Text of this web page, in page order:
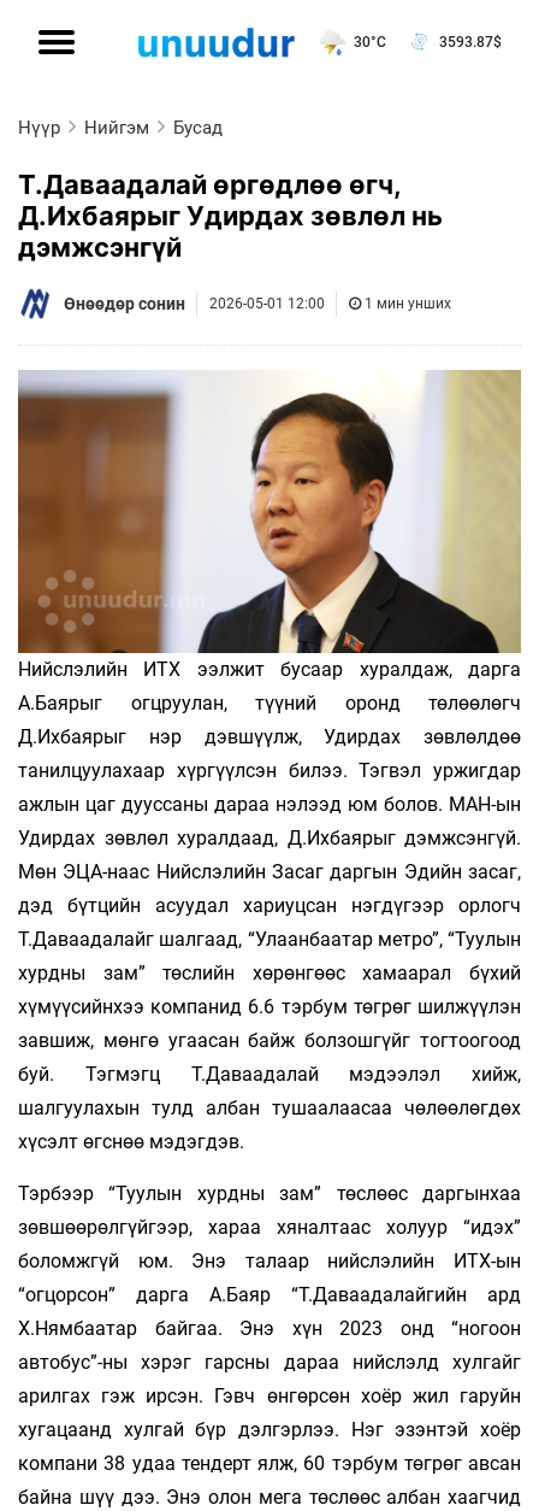
30°C 3593.87$
Нүүр Нийгэм Бусад
Т.Даваадалай өргөдлөө өгч,
Д.Ихбаярыг Удирдах зөвлөл нь
дэмжсэнгүй
Өнөөдөр сонин 2026-05-01 12:00 1 мин унших
Нийслэлийн ИТХ ээлжит бусаар хуралдаж, дарга
А.Баярыг огцруулан, түүний оронд төлөөлөгч
Д.Ихбаярыг нэр дэвшүүлж, Удирдах зөвлөлдөө
танилцуулахаар хүргүүлсэн билээ. Тэгвэл уржигдар
ажлын цаг дууссаны дараа нэлээд юм болов. МАН-ын
Удирдах зөвлөл хуралдаад, Д.Ихбаярыг дэмжсэнгүй.
Мөн ЭЦА-наас Нийслэлийн Засаг даргын Эдийн засаг,
дэд бүтцийн асуудал хариуцсан нэгдүгээр орлогч
Т.Даваадалайг шалгаад, “Улаанбаатар метро”, “Туулын
хурдны зам” төслийн хөрөнгөөс хамаарал бүхий
хүмүүсийнхээ компанид 6.6 тэрбум төгрөг шилжүүлэн
завшиж, мөнгө угаасан байж болзошгүйг тогтоогоод
буй. Тэгмэгц Т.Даваадалай мэдээлэл хийж,
шалгуулахын тулд албан тушаалаасаа чөлөөлөгдөх
хүсэлт өгснөө мэдэгдэв.
Тэрбээр “Туулын хурдны зам” төслөөс даргынхаа
зөвшөөрөлгүйгээр, хараа хяналтаас холуур “идэх”
боломжгүй юм. Энэ талаар нийслэлийн ИТХ-ын
“огцорсон” дарга А.Баяр “Т.Даваадалайгийн ард
Х.Нямбаатар байгаа. Энэ хүн 2023 онд “ногоон
автобус”-ны хэрэг гарсны дараа нийслэлд хулгайг
арилгах гэж ирсэн. Гэвч өнгөрсөн хоёр жил гаруйн
хугацаанд хулгай бүр дэлгэрлээ. Нэг эзэнтэй хоёр
компани 38 удаа тендерт ялж, 60 тэрбум төгрөг авсан
байна шүү дээ. Энэ олон мега төслөөс албан хаагчид